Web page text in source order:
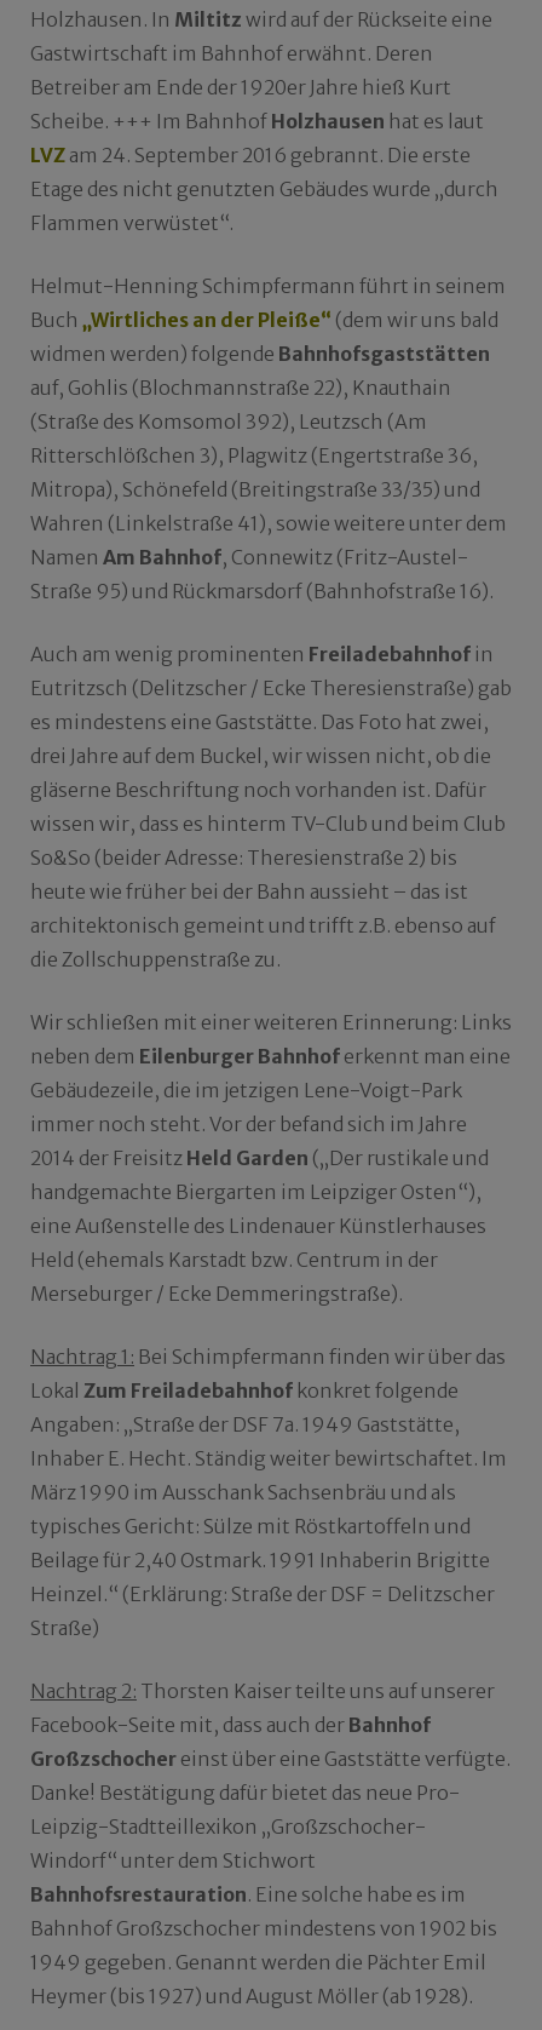
Holzhausen. In Miltitz wird auf der Rückseite eine
Gastwirtschaft im Bahnhof erwähnt. Deren
Betreiber am Ende der 1920er Jahre hieß Kurt
Scheibe. +++ Im Bahnhof Holzhausen hat es laut
LVZ am 24. September 2016 gebrannt. Die erste
Etage des nicht genutzten Gebäudes wurde „durch
Flammen verwüstet“.
Helmut-Henning Schimpfermann führt in seinem
Buch „Wirtliches an der Pleiße“ (dem wir uns bald
widmen werden) folgende Bahnhofsgaststätten
auf, Gohlis (Blochmannstraße 22), Knauthain
(Straße des Komsomol 392), Leutzsch (Am
Ritterschlößchen 3), Plagwitz (Engertstraße 36,
Mitropa), Schönefeld (Breitingstraße 33/35) und
Wahren (Linkelstraße 41), sowie weitere unter dem
Namen Am Bahnhof, Connewitz (Fritz-Austel-
Straße 95) und Rückmarsdorf (Bahnhofstraße 16).
Auch am wenig prominenten Freiladebahnhof in
Eutritzsch (Delitzscher / Ecke Theresienstraße) gab
es mindestens eine Gaststätte. Das Foto hat zwei,
drei Jahre auf dem Buckel, wir wissen nicht, ob die
gläserne Beschriftung noch vorhanden ist. Dafür
wissen wir, dass es hinterm TV-Club und beim Club
So&So (beider Adresse: Theresienstraße 2) bis
heute wie früher bei der Bahn aussieht – das ist
architektonisch gemeint und trifft z.B. ebenso auf
die Zollschuppenstraße zu.
Wir schließen mit einer weiteren Erinnerung: Links
neben dem Eilenburger Bahnhof erkennt man eine
Gebäudezeile, die im jetzigen Lene-Voigt-Park
immer noch steht. Vor der befand sich im Jahre
2014 der Freisitz Held Garden („Der rustikale und
handgemachte Biergarten im Leipziger Osten“),
eine Außenstelle des Lindenauer Künstlerhauses
Held (ehemals Karstadt bzw. Centrum in der
Merseburger / Ecke Demmeringstraße).
Nachtrag 1: Bei Schimpfermann finden wir über das
Lokal Zum Freiladebahnhof konkret folgende
Angaben: „Straße der DSF 7a. 1949 Gaststätte,
Inhaber E. Hecht. Ständig weiter bewirtschaftet. Im
März 1990 im Ausschank Sachsenbräu und als
typisches Gericht: Sülze mit Röstkartoffeln und
Beilage für 2,40 Ostmark. 1991 Inhaberin Brigitte
Heinzel.“ (Erklärung: Straße der DSF = Delitzscher
Straße)
Nachtrag 2: Thorsten Kaiser teilte uns auf unserer
Facebook-Seite mit, dass auch der Bahnhof
Großzschocher einst über eine Gaststätte verfügte.
Danke! Bestätigung dafür bietet das neue Pro-
Leipzig-Stadtteillexikon „Großzschocher-
Windorf“ unter dem Stichwort
Bahnhofsrestauration. Eine solche habe es im
Bahnhof Großzschocher mindestens von 1902 bis
1949 gegeben. Genannt werden die Pächter Emil
Heymer (bis 1927) und August Möller (ab 1928).